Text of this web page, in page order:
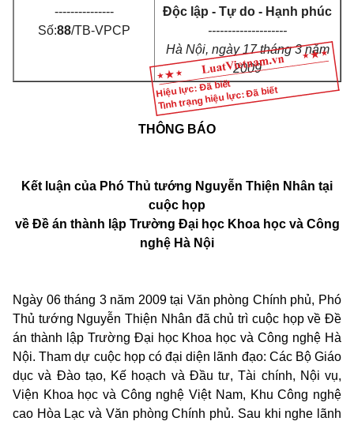
Hiệu lực: Đã biết
Tình trạng hiệu lực: Đã biết
---------------
Số:88/TB-VPCP
Độc lập - Tự do - Hạnh phúc
--------------------
Hà Nội, ngày 17 tháng 3 năm
2009
THÔNG BÁO
Kết luận của Phó Thủ tướng Nguyễn Thiện Nhân tại
cuộc họp
về Đề án thành lập Trường Đại học Khoa học và Công
nghệ Hà Nội
Ngày 06 tháng 3 năm 2009 tại Văn phòng Chính phủ, Phó
Thủ tướng Nguyễn Thiện Nhân đã chủ trì cuộc họp về Đề
án thành lập Trường Đại học Khoa học và Công nghệ Hà
Nội. Tham dự cuộc họp có đại diện lãnh đạo: Các Bộ Giáo
dục và Đào tạo, Kế hoạch và Đầu tư, Tài chính, Nội vụ,
Viện Khoa học và Công nghệ Việt Nam, Khu Công nghệ
cao Hòa Lạc và Văn phòng Chính phủ. Sau khi nghe lãnh